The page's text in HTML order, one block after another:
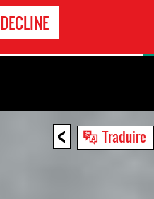
DECLINE
< Traduire
D'URGENCE